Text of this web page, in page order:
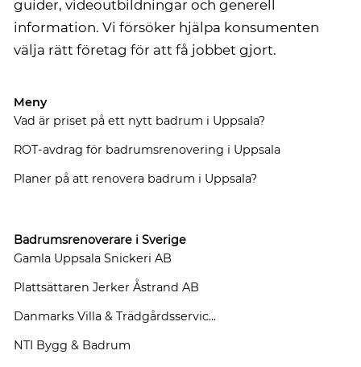
guider, videoutbildningar och generell
information. Vi försöker hjälpa konsumenten
välja rätt företag för att få jobbet gjort.
Meny
Vad är priset på ett nytt badrum i Uppsala?
ROT-avdrag för badrumsrenovering i Uppsala
Planer på att renovera badrum i Uppsala?
Badrumsrenoverare i Sverige
Gamla Uppsala Snickeri AB
Plattsättaren Jerker Åstrand AB
Danmarks Villa & Trädgårdsservic...
NTI Bygg & Badrum